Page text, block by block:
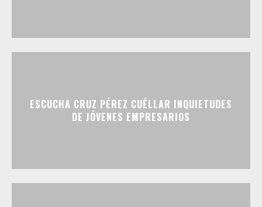
ESCUCHA CRUZ PÉREZ CUÉLLAR INQUIETUDES
DE JÓVENES EMPRESARIOS